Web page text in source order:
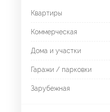
Квартиры
Коммерческая
Дома и участки
Гаражи / парковки
Зарубежная